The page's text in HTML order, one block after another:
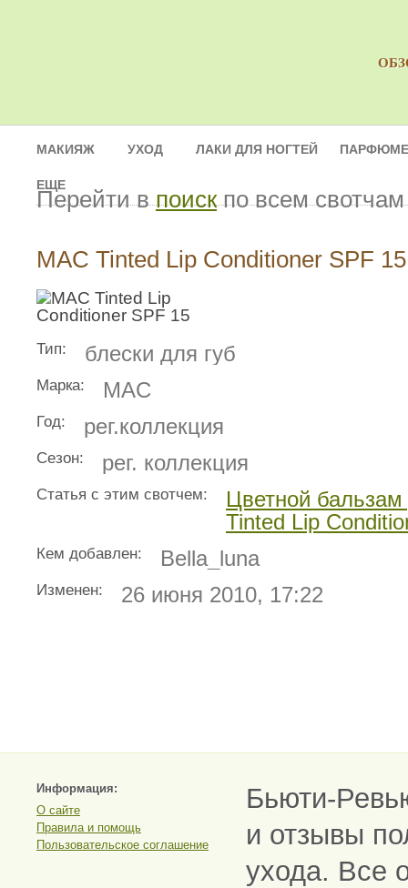
МАКИЯЖ УХОД ЛАКИ ДЛЯ НОГТЕЙ
ЕЩЕ
Перейти впоискпо всем свотчам
MAC Tinted Lip Conditioner SPF 15
Тип: блески для губ
Марка: MAC
Год: рег.коллекция
Сезон: рег. коллекция
Статья с этим свотчем:
Цветной
Tinted Lip
Кем добавлен: Bella_luna
Изменен: 26 июня 2010, 17:22
Информация:
О сайте
Правила и помощь
Пользовательское соглашение
Бьюти-
и отзывы
ухода. Все